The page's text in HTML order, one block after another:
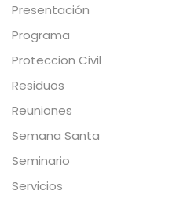
Presentación
Programa
Proteccion Civil
Residuos
Reuniones
Semana Santa
Seminario
Servicios